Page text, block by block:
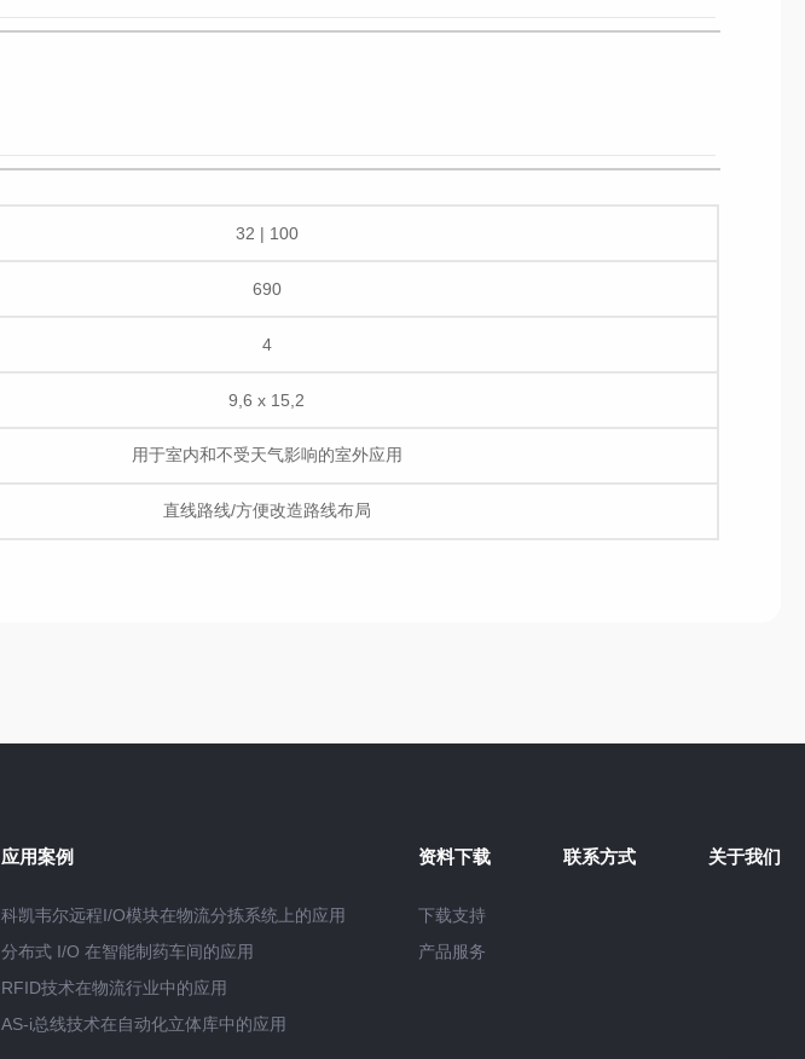
32 | 100
690
4
9,6 x 15,2
用于室内和不受天气影响的室外应用
直线路线/方便改造路线布局
应用案例
科凯韦尔远程I/O模块在物流分拣系统上的应用
分布式 I/O 在智能制药车间的应用
RFID技术在物流行业中的应用
AS-i总线技术在自动化立体库中的应用
资料下载
下载支持
产品服务
联系方式 关于我们